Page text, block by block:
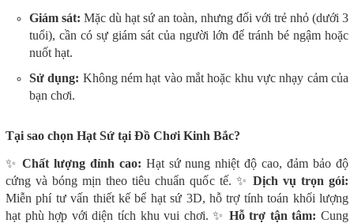
Giám sát: Mặc dù hạt sứ an toàn, nhưng đối với trẻ nhỏ (dưới 3
tuổi), cần có sự giám sát của người lớn để tránh bé ngậm hoặc
nuốt hạt.
Sử dụng: Không ném hạt vào mắt hoặc khu vực nhạy cảm của
bạn chơi.
Tại sao chọn Hạt Sứ tại Đồ Chơi Kinh Bắc?
✨ Chất lượng đỉnh cao: Hạt sứ nung nhiệt độ cao, đảm bảo độ
cứng và bóng mịn theo tiêu chuẩn quốc tế. ✨ Dịch vụ trọn gói:
Miễn phí tư vấn thiết kế bể hạt sứ 3D, hỗ trợ tính toán khối lượng
hạt phù hợp với diện tích khu vui chơi. ✨ Hỗ trợ tận tâm: Cung